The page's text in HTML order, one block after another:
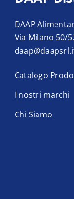
DAAP
Via Milano 50/
Catalogo
I nostri marchi
Chi Siamo